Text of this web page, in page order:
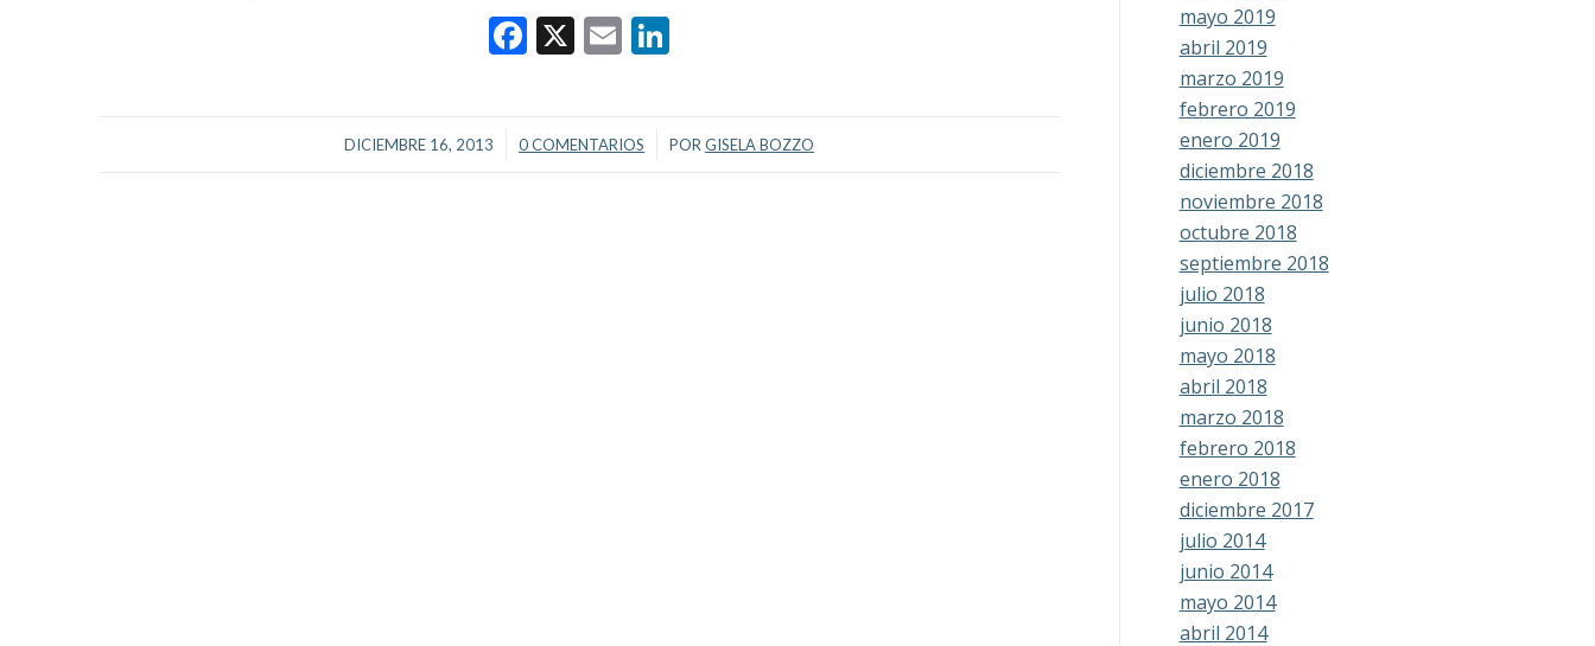
Facebook
X Email
DICIEMBRE 16, 2013
/ 0 COMENTARIOS
/ PORGISELA BOZZO
mayo 2019
abril 2019
marzo 2019
febrero 2019
enero 2019
diciembre 2018
noviembre 2018
octubre 2018
septiembre 2018
julio 2018
junio 2018
mayo 2018
abril 2018
marzo 2018
febrero 2018
enero 2018
diciembre 2017
julio 2014
junio 2014
mayo 2014
abril 2014